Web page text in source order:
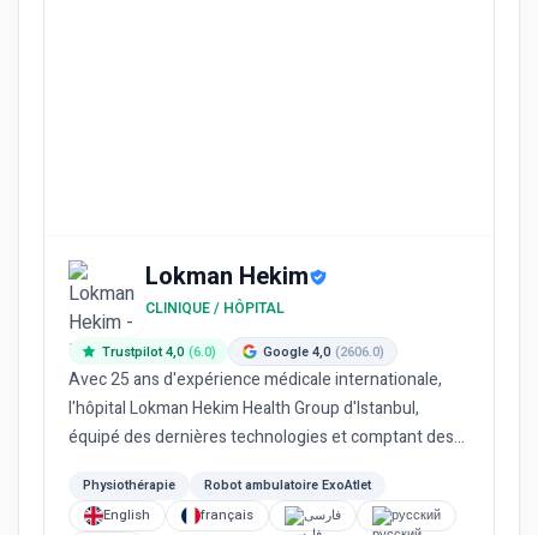
Lokman Hekim
CLINIQUE / HÔPITAL
Trustpilot 4,0 (6.0) Google 4,0 (2606.0)
Avec 25 ans d'expérience médicale internationale,
l'hôpital Lokman Hekim Health Group d'Istanbul,
équipé des dernières technologies et comptant des
Physiothérapie
Robot ambulatoire ExoAtlet
English
français فارسی
русский